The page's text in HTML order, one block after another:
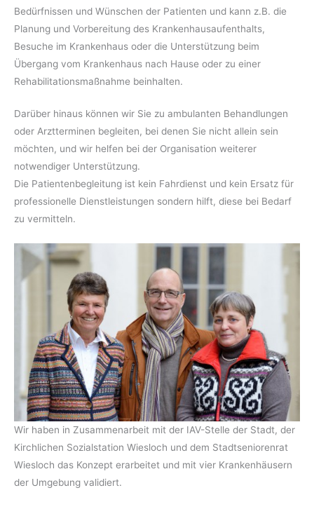
Bedürfnissen und Wünschen der Patienten und kann z.B. die
Planung und Vorbereitung des Kranken­haus­aufenthalts,
Besuche im Kranken­haus oder die Unter­stützung beim
Übergang vom Krankenhaus nach Hause oder zu einer
Rehabilita­tionsm­aßnahme beinhalten.
Darüber hinaus können wir Sie zu ambulanten Behandlungen
oder Arztterminen begleiten, bei denen Sie nicht allein sein
möchten, und wir helfen bei der Organisation weiterer
notwendiger Unterstützung.
Die Patientenbegleitung ist kein Fahrdienst und kein Ersatz für
professionelle Dienstleistungen sondern hilft, diese bei Bedarf
zu vermitteln.
Wir haben in Zusammenarbeit mit der IAV-Stelle der Stadt, der
Kirchlichen Sozial­station Wiesloch und dem Stadt­seniorenrat
Wiesloch das Konzept erarbeitet und mit vier Krankenhäusern
der Umgebung validiert.